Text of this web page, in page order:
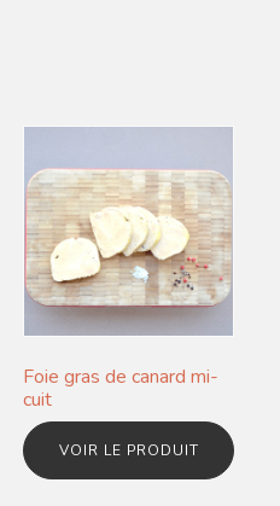
Foie gras de canard mi-
cuit
VOIR LE PRODUIT